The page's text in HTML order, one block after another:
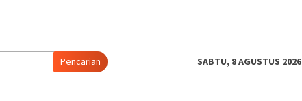
Pencarian SABTU, 8 AGUSTUS 2026